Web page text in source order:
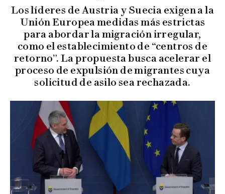
Los líderes de Austria y Suecia exigen a la
Unión Europea medidas más estrictas
para abordar la migración irregular,
como el establecimiento de “centros de
retorno”. La propuesta busca acelerar el
proceso de expulsión de migrantes cuya
solicitud de asilo sea rechazada.